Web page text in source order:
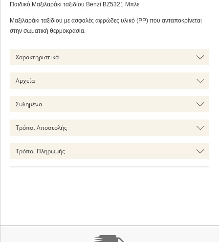
Παιδικό Μαξιλαράκι ταξιδίου Benzi BZ5321 Μπλε
Μαξιλαράκι ταξιδίου με ασφαλές αφρώδες υλικό (PP) που ανταποκρίνεται
στην σωματική θερμοκρασία.
Χαρακτηριστικά
Αρχεία
Συλημένα
Τρόποι Αποστολής
Τρόποι Πληρωμής